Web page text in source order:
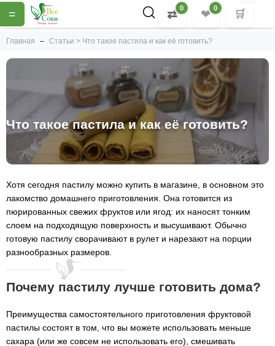
= ⇄ 0 ❤ 0 🛒
Главная Статьи > Что такое пастила и как её готовить?
Что такое пастила и как её готовить?
Хотя сегодня пастилу можно купить в магазине, в основном это
лакомство домашнего приготовления. Она готовится из
пюрированных свежих фруктов или ягод: их наносят тонким
слоем на подходящую поверхность и высушивают. Обычно
готовую пастилу сворачивают в рулет и нарезают на порции
разнообразных размеров.
Почему пастилу лучше готовить дома?
Преимущества самостоятельного приготовления фруктовой
пастилы состоят в том, что вы можете использовать меньше
сахара (или же совсем не использовать его), смешивать